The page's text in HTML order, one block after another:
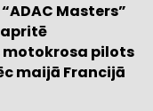
Masters”
pilots
maijā Francijā